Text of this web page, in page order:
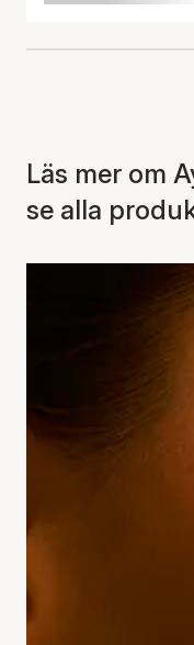
Läs mer om
se alla